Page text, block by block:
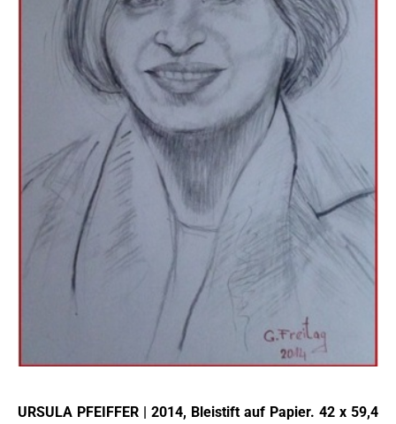
URSULA PFEIFFER | 2014, Bleistift auf Papier. 42 x 59,4